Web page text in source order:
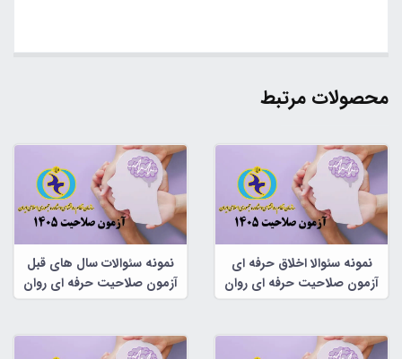
محصولات مرتبط
نمونه سئوالا اخلاق حرفه ای
آزمون صلاحیت حرفه ای روان
شناسان و مشاوران
نمونه سئوالات سال های قبل
آزمون صلاحیت حرفه ای روان
شناسان و مشاوران